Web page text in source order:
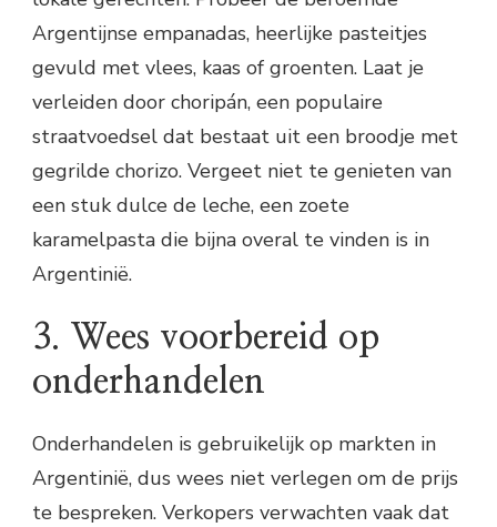
Argentijnse empanadas, heerlijke pasteitjes
gevuld met vlees, kaas of groenten. Laat je
verleiden door choripán, een populaire
straatvoedsel dat bestaat uit een broodje met
gegrilde chorizo. Vergeet niet te genieten van
een stuk dulce de leche, een zoete
karamelpasta die bijna overal te vinden is in
Argentinië.
3. Wees voorbereid op
onderhandelen
Onderhandelen is gebruikelijk op markten in
Argentinië, dus wees niet verlegen om de prijs
te bespreken. Verkopers verwachten vaak dat